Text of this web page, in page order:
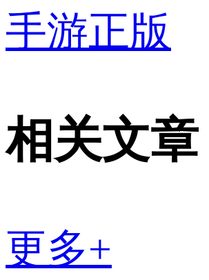
手游正版
相关文章
更多+